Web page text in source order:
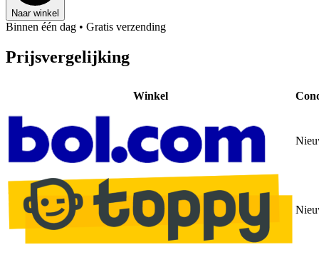
Naar winkel
Binnen één dag • Gratis verzending
Prijsvergelijking
Winkel